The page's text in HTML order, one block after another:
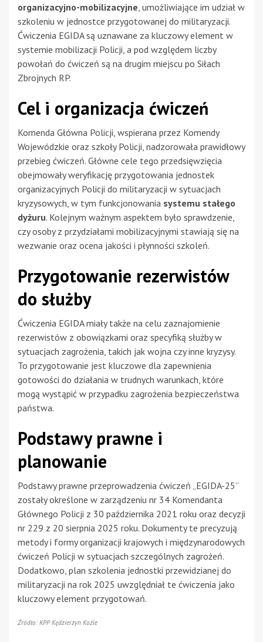
organizacyjno-mobilizacyjne, umożliwiające im udział w
szkoleniu w jednostce przygotowanej do militaryzacji.
Ćwiczenia EGIDA są uznawane za kluczowy element w
systemie mobilizacji Policji, a pod względem liczby
powołań do ćwiczeń są na drugim miejscu po Siłach
Zbrojnych RP.
Cel i organizacja ćwiczeń
Komenda Główna Policji, wspierana przez Komendy
Wojewódzkie oraz szkoły Policji, nadzorowała prawidłowy
przebieg ćwiczeń. Główne cele tego przedsięwzięcia
obejmowały weryfikację przygotowania jednostek
organizacyjnych Policji do militaryzacji w sytuacjach
kryzysowych, w tym funkcjonowania systemu stałego
dyżuru. Kolejnym ważnym aspektem było sprawdzenie,
czy osoby z przydziałami mobilizacyjnymi stawiają się na
wezwanie oraz ocena jakości i płynności szkoleń.
Przygotowanie rezerwistów
do służby
Ćwiczenia EGIDA miały także na celu zaznajomienie
rezerwistów z obowiązkami oraz specyfiką służby w
sytuacjach zagrożenia, takich jak wojna czy inne kryzysy.
To przygotowanie jest kluczowe dla zapewnienia
gotowości do działania w trudnych warunkach, które
mogą wystąpić w przypadku zagrożenia bezpieczeństwa
państwa.
Podstawy prawne i
planowanie
Podstawy prawne przeprowadzenia ćwiczeń „EGIDA-25”
zostały określone w zarządzeniu nr 34 Komendanta
Głównego Policji z 30 października 2021 roku oraz decyzji
nr 229 z 20 sierpnia 2025 roku. Dokumenty te precyzują
metody i formy organizacji krajowych i międzynarodowych
ćwiczeń Policji w sytuacjach szczególnych zagrożeń.
Dodatkowo, plan szkolenia jednostki przewidzianej do
militaryzacji na rok 2025 uwzględniał te ćwiczenia jako
kluczowy element przygotowań.
Źródło: KPP Kędzierzyn Koźle